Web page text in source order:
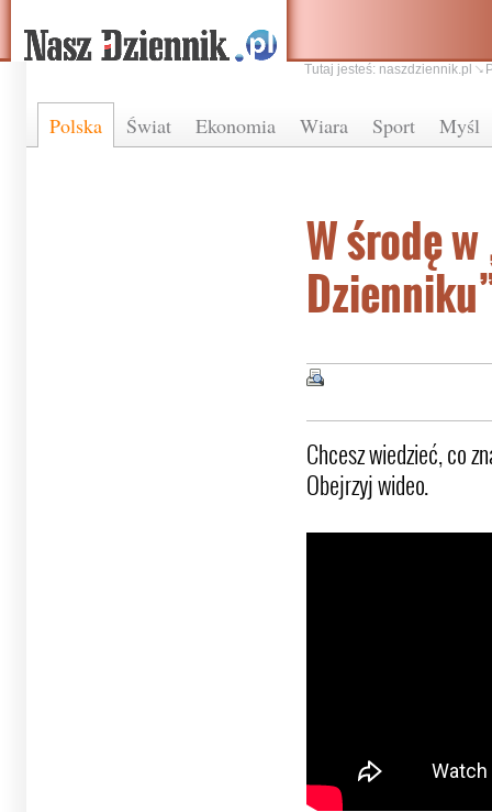
Polska Świat Ekonomia Wiara Sport Myśl
Tutaj jesteś: naszdziennik.pl
W środę
Chcesz wiedzieć, co
Obejrzyj wideo.